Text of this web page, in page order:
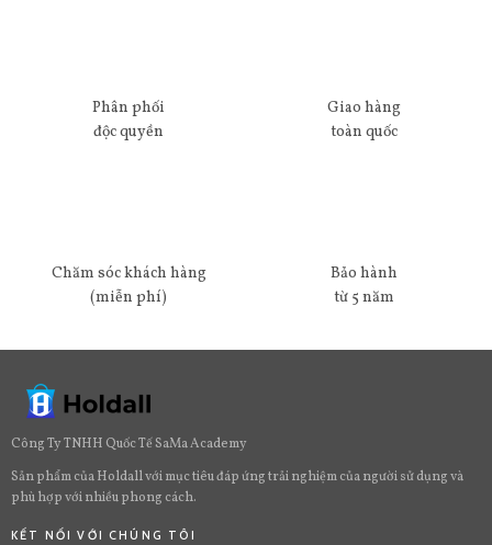
Phân phối
độc quyền
Giao hàng
toàn quốc
Chăm sóc khách hàng
(miễn phí)
Bảo hành
từ 5 năm
Công Ty TNHH Quốc Tế SaMa Academy
Sản phẩm của Holdall với mục tiêu đáp ứng trải nghiệm của người sử dụng và
phù hợp với nhiều phong cách.
KẾT NỐI VỚI CHÚNG TÔI